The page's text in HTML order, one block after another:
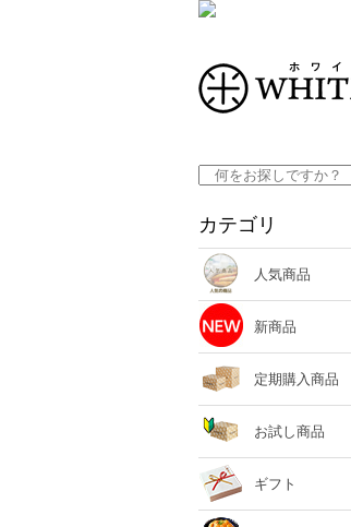
カテゴリ
人気商品
新商品
定期購入商品
お試し商品
ギフト